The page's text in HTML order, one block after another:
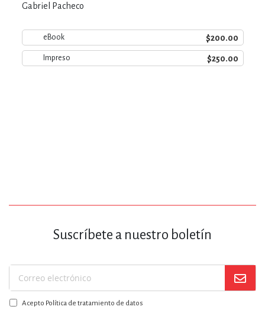
Gabriel Pacheco
eBook $200.00
Impreso $250.00
Suscríbete a nuestro boletín
Suscríbase
a
nuestroAcepto Política de tratamiento de datos